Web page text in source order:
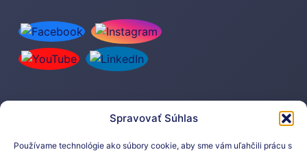
Spravovať Súhlas
Používame technológie ako súbory cookie, aby sme vám uľahčili prácu s
Prihláste sa na odber nášho
newslettera